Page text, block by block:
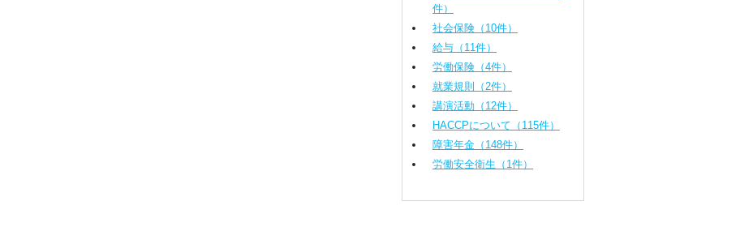
件）
社会保険（10件）
給与（11件）
労働保険（4件）
就業規則（2件）
講演活動（12件）
HACCPについて（115件）
障害年金（148件）
労働安全衛生（1件）